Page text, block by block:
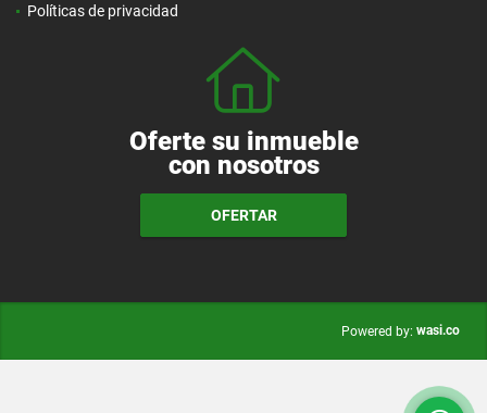
Políticas de privacidad
Oferte su inmueble
con nosotros
OFERTAR
Powered by: wasi.co